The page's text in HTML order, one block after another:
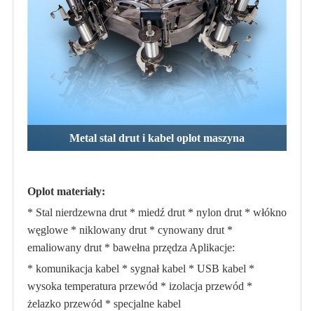
Metal stal drut i kabel oplot maszyna
Oplot materiały:
* Stal nierdzewna drut * miedź drut * nylon drut * włókno
węglowe * niklowany drut * cynowany drut *
emaliowany drut * bawełna przędza Aplikacje:
* komunikacja kabel * sygnał kabel * USB kabel *
wysoka temperatura przewód * izolacja przewód *
żelazko przewód * specjalne kabel